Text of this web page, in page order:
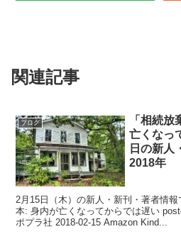
関連記事
ブログ
「相続
亡くなっ
日の新人
2018年
2月15日（木）の新人・新刊・著者情
本: 身内が亡くなってからでは遅い
ポプラ社 2018-02-15 Amazon Kind...